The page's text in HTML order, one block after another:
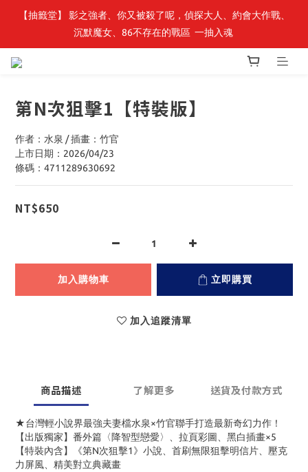
最新開賣🔥「全知讀者視角」 周邊商品
【抽籤堂】 影之強者、你又被殺了呢，偵探大人、約會大作戰、
沉默魔女、86不存在的戰區  一抽入魂
第N次狙擊1【特裝版】
作者：水泉 / 插畫：竹官
上市日期：2026/04/23
條碼：4711289630692
NT$650
加入購物車 立即購買
加入追蹤清單
商品描述 了解更多 送貨及付款方式
★台灣輕小說界最強夫妻檔水泉×竹官聯手打造最新奇幻力作！
【出版獨家】番外篇〈降智型戀愛〉、拉頁彩圖、黑白插畫×5
【特裝內含】《第N次狙擊1》小說、首刷無限狙擊明信片、壓克
力屏風、精美對立典藏畫